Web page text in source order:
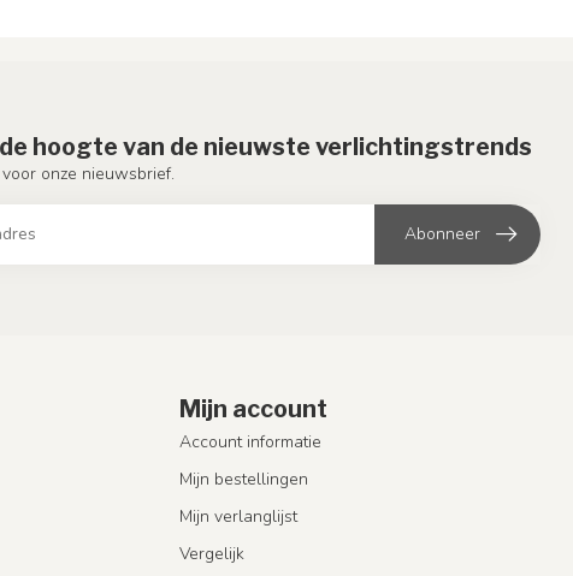
hoogte van de nieuwste verlichtingstrends
onze nieuwsbrief.
Abonneer
Mijn account
Account informatie
Mijn bestellingen
Mijn verlanglijst
Vergelijk